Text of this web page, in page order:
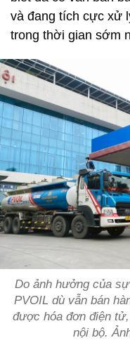
và đang tích cực xử
trong thời gian sớm
Do ảnh hưởng của
PVOIL dù vẫn bán
được hóa đơn điện
nội bộ.